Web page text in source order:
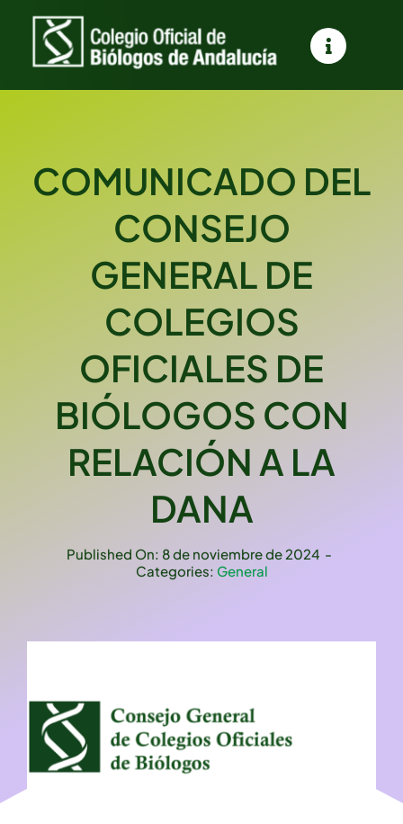
Saltar
contenido
COMUNICADO DEL
CONSEJO
GENERAL DE
COLEGIOS
OFICIALES DE
BIÓLOGOS CON
RELACIÓN A LA
DANA
Published On: 8 de noviembre de 2024 -
Categories: General